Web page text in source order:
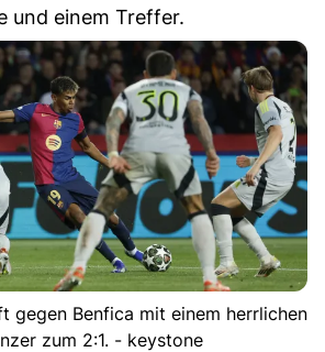
und einem Treffer.
gegen Benfica mit einem herrlichen
zum 2:1. - keystone